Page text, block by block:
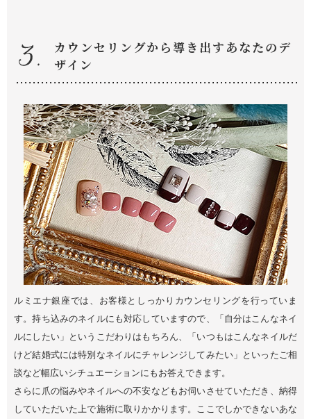
カウンセリングから導き出すあなたのデ
ザイン
ルミエナ銀座では、お客様としっかりカウンセリングを行っていま
す。持ち込みのネイルにも対応していますので、「自分はこんなネイ
ルにしたい」というこだわりはもちろん、「いつもはこんなネイルだ
けど結婚式には特別なネイルにチャレンジしてみたい」といったご相
談など幅広いシチュエーションにもお答えできます。
さらに爪の悩みやネイルへの不安などもお伺いさせていただき、納得
していただいた上で施術に取りかかります。ここでしかできないあな